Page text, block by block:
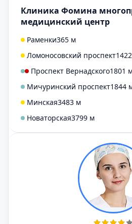
Клиника Фомина
медицинский центр
Раменки365 м
Ломоносовский проспект
Проспект Вернадского1801
Мичуринский проспект1844
Минская3483 м
Новаторская3799 м